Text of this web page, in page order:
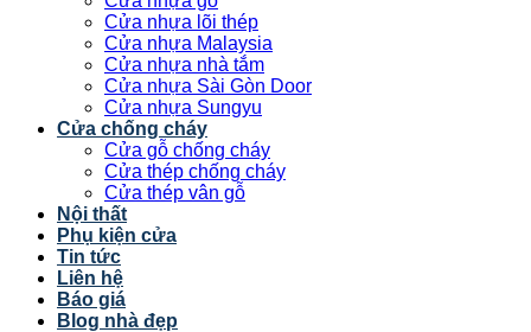
Cửa nhựa lõi thép
Cửa nhựa Malaysia
Cửa nhựa nhà tắm
Cửa nhựa Sài Gòn Door
Cửa nhựa Sungyu
Cửa chống cháy
Cửa gỗ chống cháy
Cửa thép chống cháy
Cửa thép vân gỗ
Nội thất
Phụ kiện cửa
Tin tức
Liên hệ
Báo giá
Blog nhà đẹp